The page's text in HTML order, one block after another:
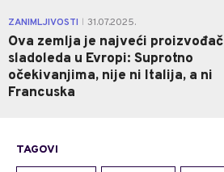
ZANIMLJIVOSTI 31.07.2025.
Ova zemlja je najveći proizvođač
sladoleda u Evropi: Suprotno
očekivanjima, nije ni Italija, a ni
Francuska
TAGOVI